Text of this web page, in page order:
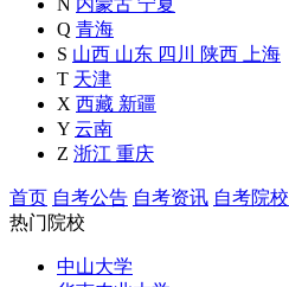
Q 青海
S 山西 山东 四川 陕西
上海
T 天津
X 西藏 新疆
Y 云南
Z 浙江 重庆
首页 自考公告 自考资讯 自考院校
热门院校
中山大学